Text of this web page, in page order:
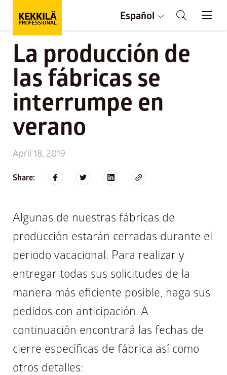
Español
La producción de
las fábricas se
interrumpe en
verano
April 18, 2019
Share:
Algunas de nuestras fábricas de
producción estarán cerradas durante el
periodo vacacional. Para realizar y
entregar todas sus solicitudes de la
manera más eficiente posible, haga sus
pedidos con anticipación. A
continuación encontrará las fechas de
cierre específicas de fábrica así como
otros detalles: